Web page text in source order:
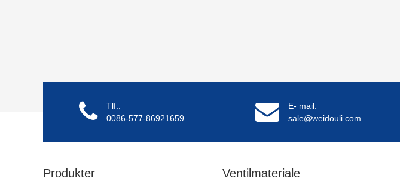
Tlf.:
0086-577-86921659
E- mail:
sale@weidouli.com
Produkter Ventilmateriale